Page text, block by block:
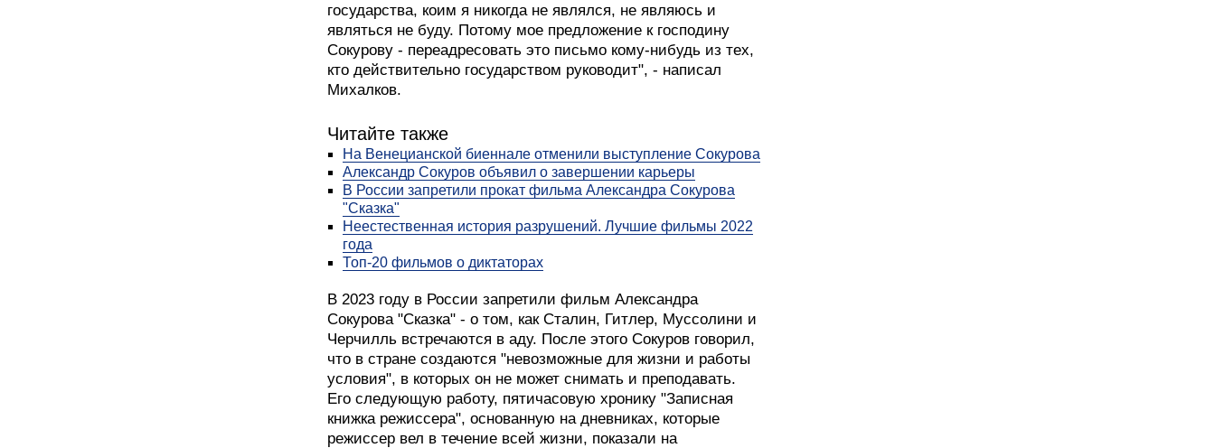
государства, коим я никогда не являлся, не являюсь и
являться не буду. Потому мое предложение к господину
Сокурову - переадресовать это письмо кому-нибудь из тех,
кто действительно государством руководит", - написал
Михалков.
Читайте также
На Венецианской биеннале отменили выступление Сокурова
Александр Сокуров объявил о завершении карьеры
В России запретили прокат фильма Александра Сокурова
"Сказка"
Неестественная история разрушений. Лучшие фильмы 2022
года
Топ-20 фильмов о диктаторах
В 2023 году в России запретили фильм Александра
Сокурова "Сказка" - о том, как Сталин, Гитлер, Муссолини и
Черчилль встречаются в аду. После этого Сокуров говорил,
что в стране создаются "невозможные для жизни и работы
условия", в которых он не может снимать и преподавать.
Его следующую работу, пятичасовую хронику "Записная
книжка режиссера", основанную на дневниках, которые
режиссер вел в течение всей жизни, показали на